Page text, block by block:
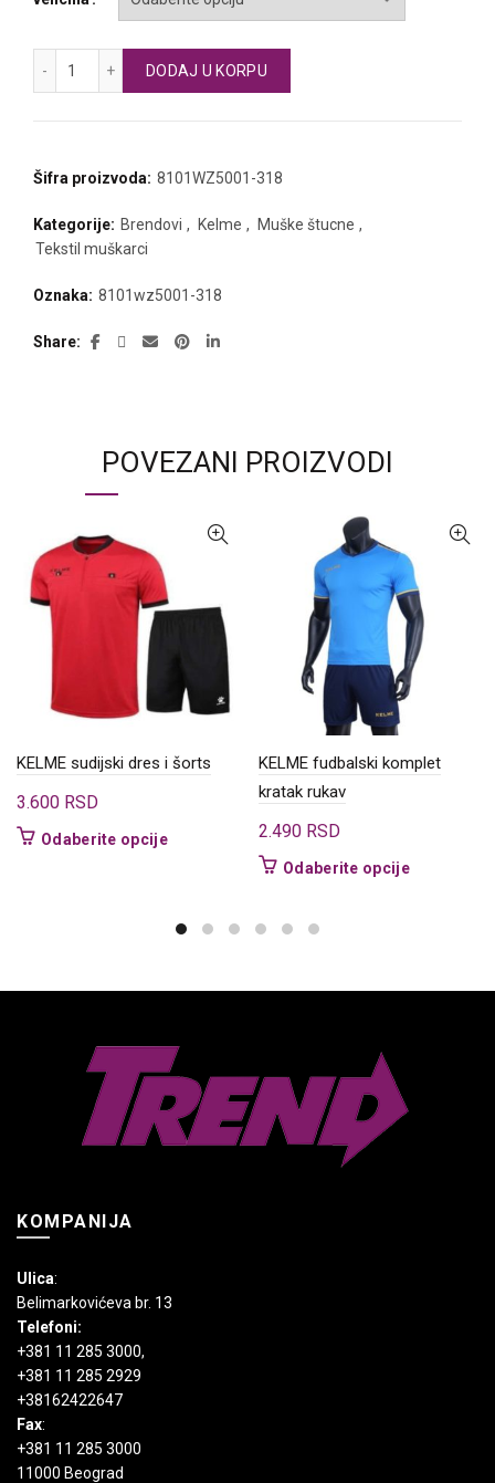
DODAJ U KORPU
Šifra proizvoda: 8101WZ5001-318
Kategorije: Brendovi , Kelme , Muške štucne ,
Tekstil muškarci
Oznaka: 8101wz5001-318
Share
POVEZANI PROIZVODI
KELME sudijski dres i šorts
3.600 RSD
Odaberite opcijeOvaj
varijanti.
na
stranici
proizvoda.
KELME fudbalski komplet
kratak rukav
2.490 RSD
Odaberite opcijeOvaj
Opcije
stranici
KOMPANIJA
Ulica:
Belimarkovićeva br. 13
Telefoni:
+381 11 285 3000,
+381 11 285 2929
+38162422647
Fax:
+381 11 285 3000
11000 Beograd